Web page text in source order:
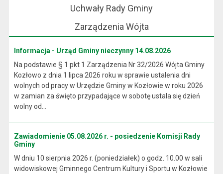
Uchwały Rady Gminy
Zarządzenia Wójta
Informacja - Urząd Gminy nieczynny 14.08.2026
Na podstawie § 1 pkt 1 Zarządzenia Nr 32/2026 Wójta Gminy
Kozłowo z dnia 1 lipca 2026 roku w sprawie ustalenia dni
wolnych od pracy w Urzędzie Gminy w Kozłowie w roku 2026
w zamian za święto przypadające w sobotę ustala się dzień
wolny od...
Zawiadomienie 05.08.2026 r. - posiedzenie Komisji Rady
Gminy
W dniu 10 sierpnia 2026 r. (poniedziałek) o godz. 10.00 w sali
widowiskowej Gminnego Centrum Kultury i Sportu w Kozłowie